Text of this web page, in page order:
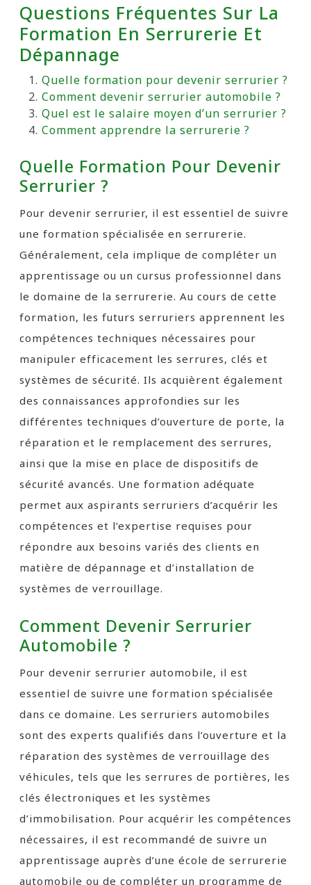
Questions Fréquentes Sur La
Formation En Serrurerie Et
Dépannage
Quelle formation pour devenir serrurier ?
Comment devenir serrurier automobile ?
Quel est le salaire moyen d’un serrurier ?
Comment apprendre la serrurerie ?
Quelle Formation Pour Devenir
Serrurier ?
Pour devenir serrurier, il est essentiel de suivre
une formation spécialisée en serrurerie.
Généralement, cela implique de compléter un
apprentissage ou un cursus professionnel dans
le domaine de la serrurerie. Au cours de cette
formation, les futurs serruriers apprennent les
compétences techniques nécessaires pour
manipuler efficacement les serrures, clés et
systèmes de sécurité. Ils acquièrent également
des connaissances approfondies sur les
différentes techniques d’ouverture de porte, la
réparation et le remplacement des serrures,
ainsi que la mise en place de dispositifs de
sécurité avancés. Une formation adéquate
permet aux aspirants serruriers d’acquérir les
compétences et l’expertise requises pour
répondre aux besoins variés des clients en
matière de dépannage et d’installation de
systèmes de verrouillage.
Comment Devenir Serrurier
Automobile ?
Pour devenir serrurier automobile, il est
essentiel de suivre une formation spécialisée
dans ce domaine. Les serruriers automobiles
sont des experts qualifiés dans l’ouverture et la
réparation des systèmes de verrouillage des
véhicules, tels que les serrures de portières, les
clés électroniques et les systèmes
d’immobilisation. Pour acquérir les compétences
nécessaires, il est recommandé de suivre un
apprentissage auprès d’une école de serrurerie
automobile ou de compléter un programme de